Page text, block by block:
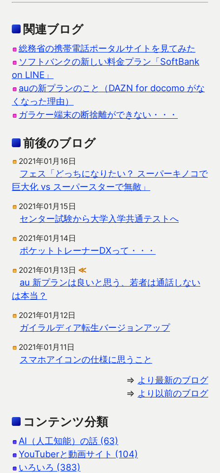
関連ブログ
総務省の携帯電話ポータルサイトを見てみた
ソフトバンクの新しい料金プラン「SoftBank
on LINE」
auの新プランのこと（DAZN for docomo がな
くなった理由）
ガラケー端末の断捨離ができない・・・
前後のブログ
2021年01月16日
フェス「どっちになりたい？ スーパーキノコで
巨大化 vs スーパースターで無敵」
2021年01月15日
センター試験から大学入学共通テストへ
2021年01月14日
ポケットトレーナーDXって・・・
2021年01月13日 ≪
au 新プランは良いと思う、若者は通話しない
は本当？
2021年01月12日
ガイラルディア転生バージョンアップ
2021年01月11日
スマホアイコンの仕様に思うこと
⇒ より最新のブログ
⇒ より以前のブログ
コンテンツ分類
AI（人工知能）の話 (63)
YouTuberと動画サイト (104)
いろいろ (383)